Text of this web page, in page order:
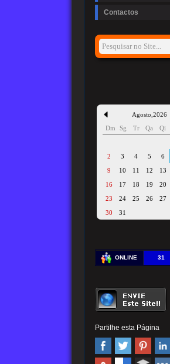
Contactos
Agosto 2026
Dm
Sg Tr Qa Qi
2
3 4 5 6
9
10 11 12 13
16
17 18 19 20
23
24 25 26 27
30
31
ONLINE 31
Partilhe esta Página